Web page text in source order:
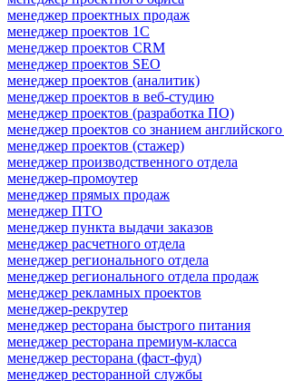
менеджер проектных продаж
менеджер проектов 1С
менеджер проектов CRM
менеджер проектов SEO
менеджер проектов (аналитик)
менеджер проектов в веб-студию
менеджер проектов (разработка ПО)
менеджер проектов со знанием английского
менеджер проектов (стажер)
менеджер производственного отдела
менеджер-промоутер
менеджер прямых продаж
менеджер ПТО
менеджер пункта выдачи заказов
менеджер расчетного отдела
менеджер регионального отдела
менеджер регионального отдела продаж
менеджер рекламных проектов
менеджер-рекрутер
менеджер ресторана быстрого питания
менеджер ресторана премиум-класса
менеджер ресторана (фаст-фуд)
менеджер ресторанной службы